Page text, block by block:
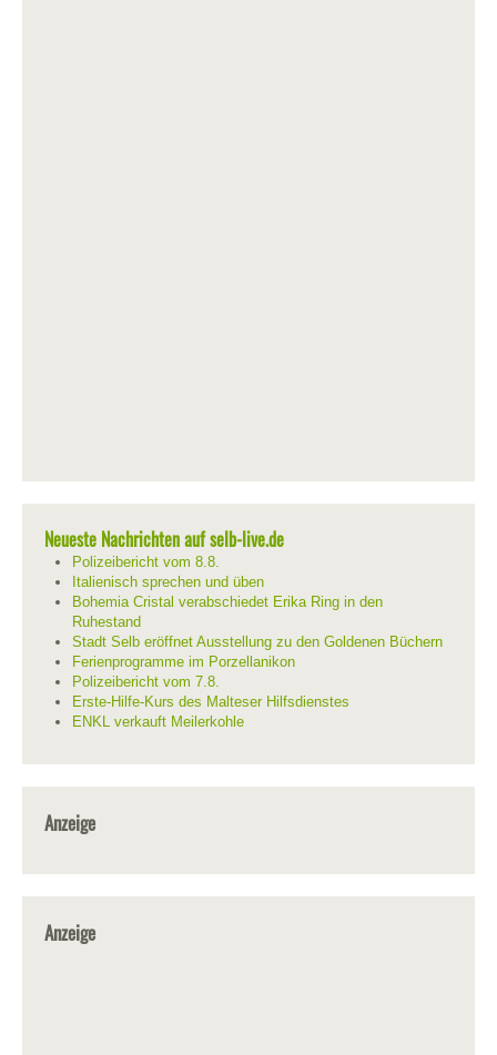
Neueste Nachrichten auf selb-live.de
Polizeibericht vom 8.8.
Italienisch sprechen und üben
Bohemia Cristal verabschiedet Erika Ring in den
Ruhestand
Stadt Selb eröffnet Ausstellung zu den Goldenen Büchern
Ferienprogramme im Porzellanikon
Polizeibericht vom 7.8.
Erste-Hilfe-Kurs des Malteser Hilfsdienstes
ENKL verkauft Meilerkohle
Anzeige
Anzeige